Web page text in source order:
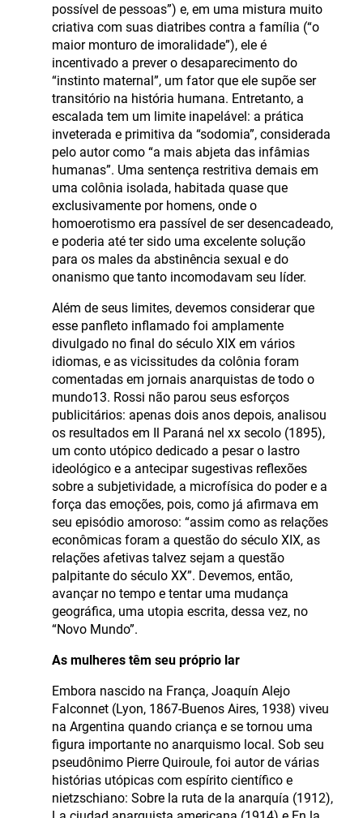
possível de pessoas”) e, em uma mistura muito
criativa com suas diatribes contra a família (“o
maior monturo de imoralidade”), ele é
incentivado a prever o desaparecimento do
“instinto maternal”, um fator que ele supõe ser
transitório na história humana. Entretanto, a
escalada tem um limite inapelável: a prática
inveterada e primitiva da “sodomia”, considerada
pelo autor como “a mais abjeta das infâmias
humanas”. Uma sentença restritiva demais em
uma colônia isolada, habitada quase que
exclusivamente por homens, onde o
homoerotismo era passível de ser desencadeado,
e poderia até ter sido uma excelente solução
para os males da abstinência sexual e do
onanismo que tanto incomodavam seu líder.
Além de seus limites, devemos considerar que
esse panfleto inflamado foi amplamente
divulgado no final do século XIX em vários
idiomas, e as vicissitudes da colônia foram
comentadas em jornais anarquistas de todo o
mundo13. Rossi não parou seus esforços
publicitários: apenas dois anos depois, analisou
os resultados em Il Paraná nel xx secolo (1895),
um conto utópico dedicado a pesar o lastro
ideológico e a antecipar sugestivas reflexões
sobre a subjetividade, a microfísica do poder e a
força das emoções, pois, como já afirmava em
seu episódio amoroso: “assim como as relações
econômicas foram a questão do século XIX, as
relações afetivas talvez sejam a questão
palpitante do século XX”. Devemos, então,
avançar no tempo e tentar uma mudança
geográfica, uma utopia escrita, dessa vez, no
“Novo Mundo”.
As mulheres têm seu próprio lar
Embora nascido na França, Joaquín Alejo
Falconnet (Lyon, 1867-Buenos Aires, 1938) viveu
na Argentina quando criança e se tornou uma
figura importante no anarquismo local. Sob seu
pseudônimo Pierre Quiroule, foi autor de várias
histórias utópicas com espírito científico e
nietzschiano: Sobre la ruta de la anarquía (1912),